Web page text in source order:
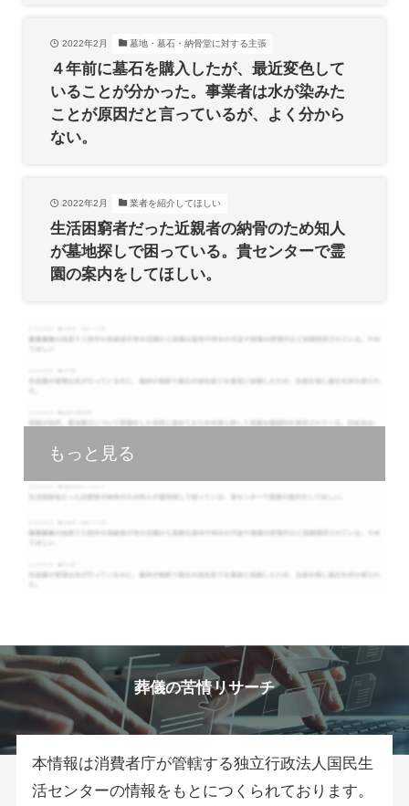
2022年2月 墓地・墓石・納骨堂に対する主張
４年前に墓石を購入したが、最近変色して
いることが分かった。事業者は水が染みた
ことが原因だと言っているが、よく分から
ない。
2022年2月 業者を紹介してほしい
生活困窮者だった近親者の納骨のため知人
が墓地探しで困っている。貴センターで霊
園の案内をしてほしい。
もっと見る
葬儀の苦情リサーチ
本情報は消費者庁が管轄する独立行政法人国民生
活センターの情報をもとにつくられております。